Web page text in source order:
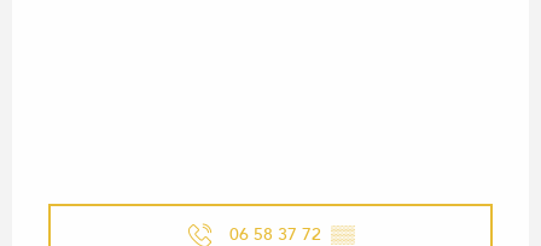
06 58 37 72 ▒▒